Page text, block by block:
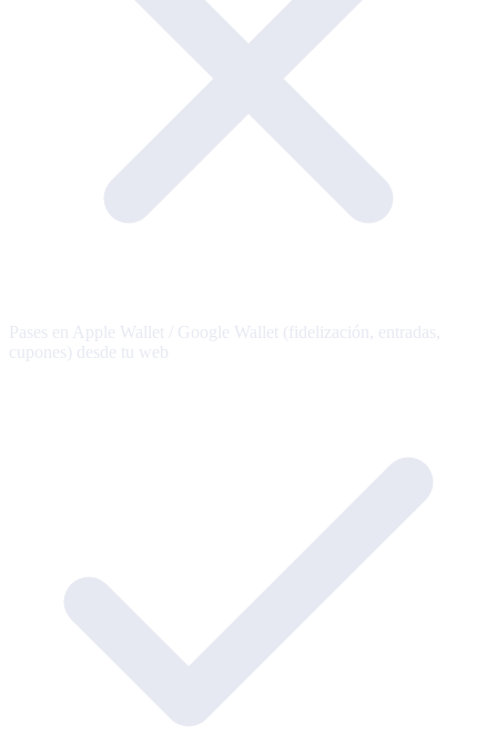
Pases en Apple Wallet / Google Wallet (fidelización, entradas,
cupones) desde tu web